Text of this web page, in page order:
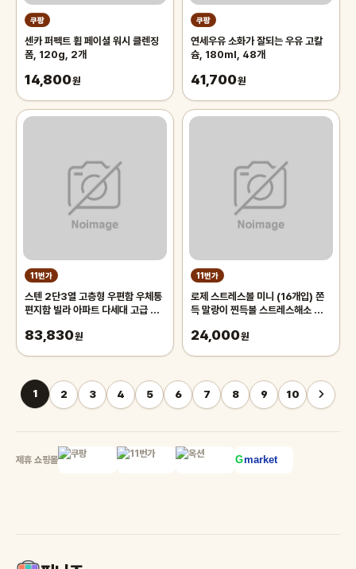
쿠팡
센카 퍼펙트 휩 페이셜 워시 클렌징
폼, 120g, 2개
14,800원
쿠팡
연세우유 소화가 잘되는 우유 고칼
슘, 180ml, 48개
41,700원
11번가
스텐 2단3열 고층형 우편함 우체통
편지함 빌라 아파트 다세대 고급 스
83,830원
11번가
로제 스트레스볼 미니 (16개입) 쫀
득 말랑이 찐득볼 스트레스해소 왓츠
장난감 촉감놀이
24,000원
1 2 3 4 5 6 7 8 9 10
제휴 쇼핑몰